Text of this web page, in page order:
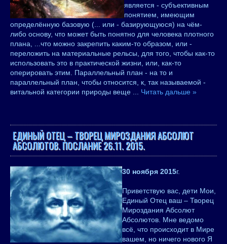
является - субъективным
понятием, имеющим
определённую базовую (... или - базирующуюся) на чём-
либо основу, что может быть понятно для человека плотного
плана, ...что можно закрепить каким-то образом, или -
переложить на материальные рельсы, для того, чтобы как-то
использовать это в практической жизни, или, как-то
оперировать этим. Параллельный план - на то и
параллельный план, чтобы относится, к, так называемой -
витальной категории природы веще
Читать дальше »
ЕДИНЫЙ ОТЕЦ – ТВОРЕЦ МИРОЗДАНИЯ АБСОЛЮТ
АБСОЛЮТОВ. ПОСЛАНИЕ 26.11. 2015.
30 ноября 2015г.
Приветствую вас, дети Мои,
Единый Отец ваш – Творец
Мироздания Абсолют
Абсолютов. Мне ведомо
всё, что происходит в Мире
вашем, но ничего нового Я